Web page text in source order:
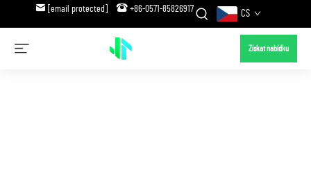
[email protected] +86-0571-85826917 CS
Získat nabídku